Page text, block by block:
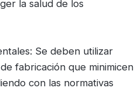
la salud de los
Se deben utilizar
fabricación que minimicen
con las normativas